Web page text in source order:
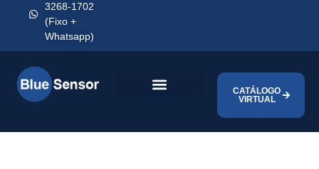
3268-1702
(Fixo +
Whatsapp)
CATÁLOGO
VIRTUAL